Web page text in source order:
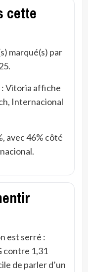
cette
marqué(s) par
: Vitoria affiche
Internacional
avec 46% côté
est serré :
contre 1,31
de parler d’un